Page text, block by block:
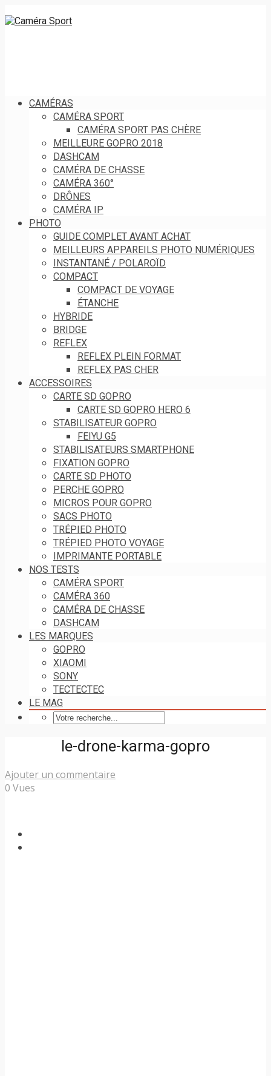
CAMÉRAS
CAMÉRA SPORT
CAMÉRA SPORT PAS CHÈRE
MEILLEURE GOPRO 2018
DASHCAM
CAMÉRA DE CHASSE
CAMÉRA 360°
DRÔNES
CAMÉRA IP
PHOTO
GUIDE COMPLET AVANT ACHAT
MEILLEURS APPAREILS PHOTO NUMÉRIQUES
INSTANTANÉ / POLAROÏD
COMPACT
COMPACT DE VOYAGE
ÉTANCHE
HYBRIDE
BRIDGE
REFLEX
REFLEX PLEIN FORMAT
REFLEX PAS CHER
ACCESSOIRES
CARTE SD GOPRO
CARTE SD GOPRO HERO 6
STABILISATEUR GOPRO
FEIYU G5
STABILISATEURS SMARTPHONE
FIXATION GOPRO
CARTE SD PHOTO
PERCHE GOPRO
MICROS POUR GOPRO
SACS PHOTO
TRÉPIED PHOTO
TRÉPIED PHOTO VOYAGE
IMPRIMANTE PORTABLE
NOS TESTS
CAMÉRA SPORT
CAMÉRA 360
CAMÉRA DE CHASSE
DASHCAM
LES MARQUES
GOPRO
XIAOMI
SONY
TECTECTEC
LE MAG
le-drone-karma-gopro
Ajouter un commentaire
0 Vues